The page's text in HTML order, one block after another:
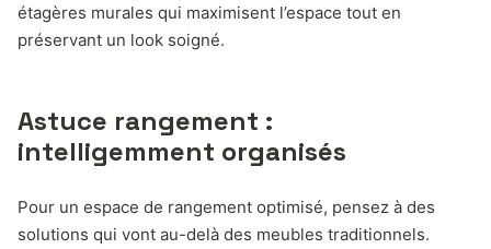
étagères murales qui maximisent l’espace tout en
préservant un look soigné.
Astuce rangement :
intelligemment organisés
Pour un espace de rangement optimisé, pensez à des
solutions qui vont au-delà des meubles traditionnels.